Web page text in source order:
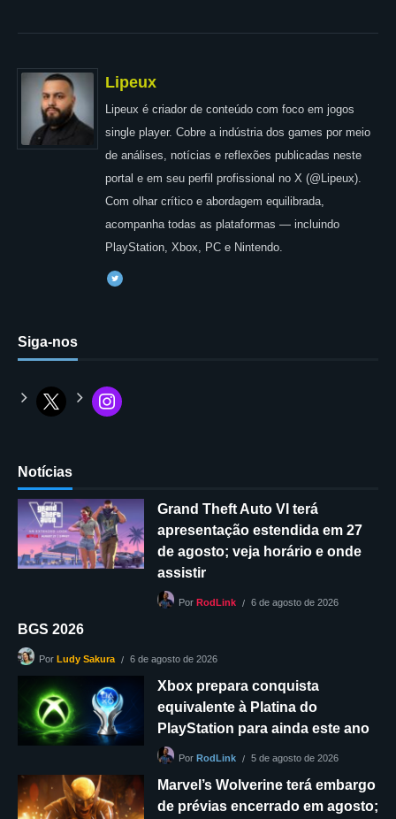
Lipeux
Lipeux é criador de conteúdo com foco em jogos
single player. Cobre a indústria dos games por meio
de análises, notícias e reflexões publicadas neste
portal e em seu perfil profissional no X (@Lipeux).
Com olhar crítico e abordagem equilibrada,
acompanha todas as plataformas — incluindo
PlayStation, Xbox, PC e Nintendo.
Siga-nos
Notícias
Grand Theft Auto VI terá
apresentação estendida em 27
de agosto; veja horário e onde
assistir
Por RodLink 6 de agosto de 2026
BGS 2026
Por Ludy Sakura 6 de agosto de 2026
Xbox prepara conquista
equivalente à Platina do
PlayStation para ainda este ano
Por RodLink 5 de agosto de 2026
Marvel’s Wolverine terá embargo
de prévias encerrado em agosto;